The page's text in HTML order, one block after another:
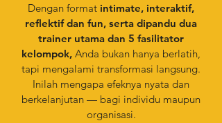
Dengan format intimate, interaktif,
reflektif dan fun, serta dipandu dua
trainer utama dan 5 fasilitator
kelompok, Anda bukan hanya berlatih,
tapi mengalami transformasi langsung.
Inilah mengapa efeknya nyata dan
berkelanjutan — bagi individu maupun
organisasi.